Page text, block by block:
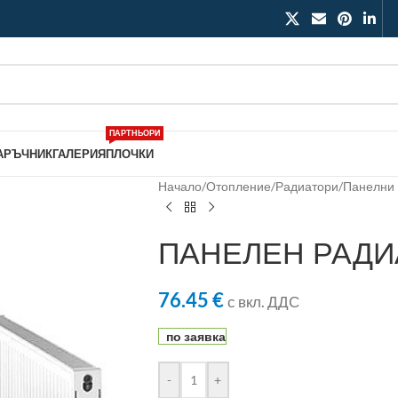
ГАЛЕРИЯПЛОЧКИ
ПАРТНЬОРИ
Начало/Отопление/Радиатори/Панелни
ПАНЕЛЕН
76.45€с вкл. ДДС
по заявка
- +